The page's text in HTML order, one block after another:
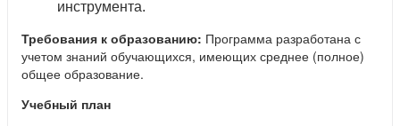
инструмента.
Требования к образованию: Программа разработана с
учетом знаний обучающихся, имеющих среднее (полное)
общее образование.
Учебный план